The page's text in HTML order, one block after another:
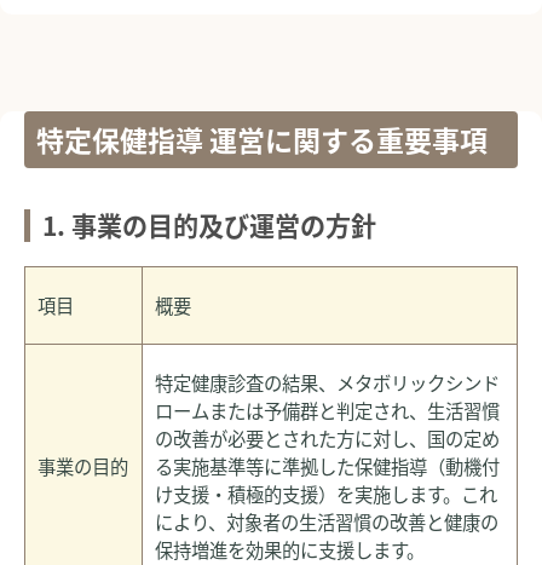
特定保健指導 運営に関する重要事項
1. 事業の目的及び運営の方針
項目 概要
事業の目的
特定健康診査の結果、メタボリックシンド
ロームまたは予備群と判定され、生活習慣
の改善が必要とされた方に対し、国の定め
る実施基準等に準拠した保健指導（動機付
け支援・積極的支援）を実施します。これ
により、対象者の生活習慣の改善と健康の
保持増進を効果的に支援します。